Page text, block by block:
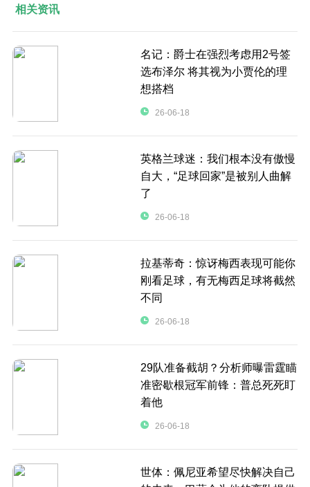
相关资讯
名记：爵士在强烈考虑用2号签
选布泽尔 将其视为小贾伦的理
想搭档
26-06-18
英格兰球迷：我们根本没有傲慢
自大，“足球回家”是被别人曲解
了
26-06-18
拉基蒂奇：惊讶梅西表现可能你
刚看足球，有无梅西足球将截然
不同
26-06-18
29队准备截胡？分析师曝雷霆瞄
准密歇根冠军前锋：普总死死盯
着他
26-06-18
世体：佩尼亚希望尽快解决自己